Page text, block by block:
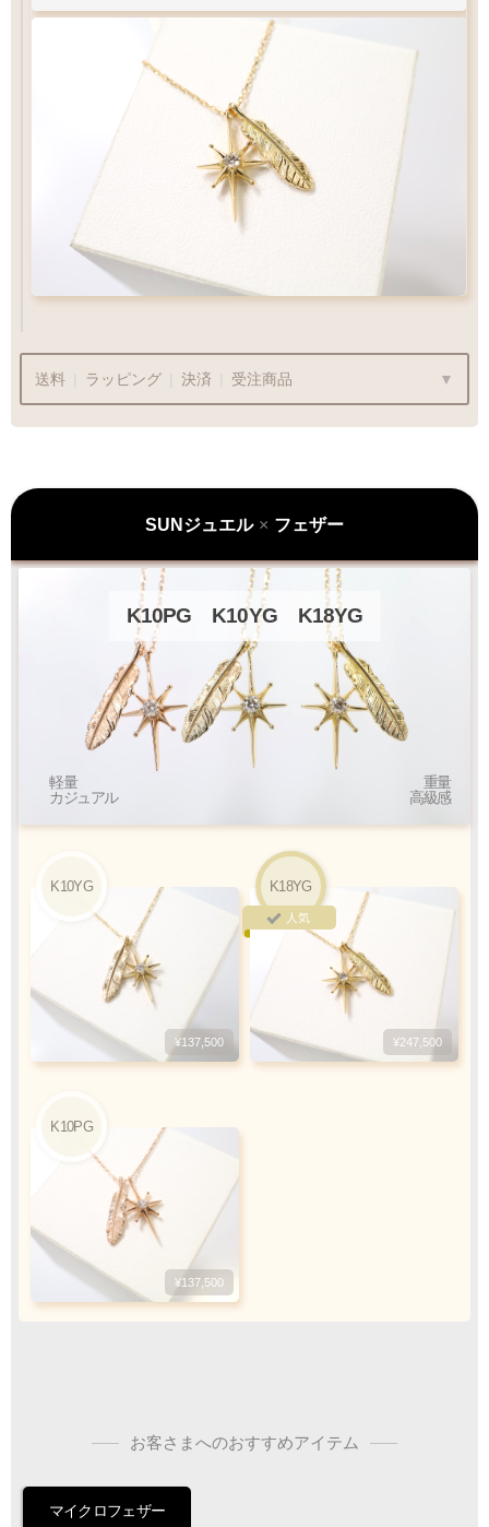
比較
鮮やか・高級感
K10YG K18YG
送料 ラッピング 決済 受注商品
ラッピングも承っております
Q&A
ラッピング
1商品
最適なケースで
お届けします
Q&A
ご利用回数
ご利用限度額
1回のお買い物
¥300,000迄
銀行振込
お客様ご負担で
お願い致します
SUNジュエル × フェザー
K10PG K10YG K18YG
軽量
カジュアル
重量
高級感
K10YG
¥137,500
K18YG
人気
¥247,500
K10PG
¥137,500
お客さまへのおすすめアイテム
マイクロフェザー